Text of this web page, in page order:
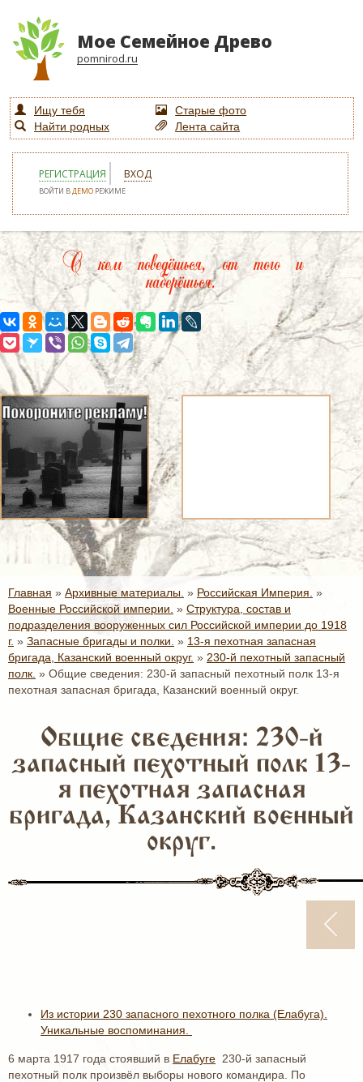
Мое Семейное Древо
pomnirod.ru
Ищу тебя
Старые фото
Найти родных
Лента сайта
РЕГИСТРАЦИЯ ВХОД
ВОЙТИ ВДЕМО РЕЖИМЕ
С кем поведёшься, от того и
наберёшься.
Главная » Архивные материалы. » Российская Империя. »
Военные Российской империи. » Структура, состав и
подразделения вооруженных сил Российской империи до 1918
г. » Запасные бригады и полки. » 13-я пехотная запасная
бригада, Казанский военный округ. » 230-й пехотный запасный
полк. » Общие сведения: 230-й запасный пехотный полк 13-я
пехотная запасная бригада, Казанский военный округ.
Общие сведения: 230-й
запасный пехотный полк 13-
я пехотная запасная
бригада, Казанский военный
округ.
Из истории 230 запасного пехотного полка (Елабуга).
Уникальные воспоминания.
6 марта 1917 года стоявший в Елабуге 230-й запасный
пехотный полк произвёл выборы нового командира. По